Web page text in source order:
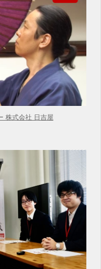
株式会社 日吉屋